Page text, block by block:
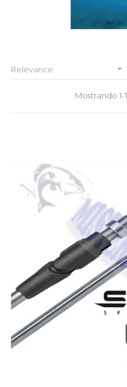
Relevance 
Mostrando 1-